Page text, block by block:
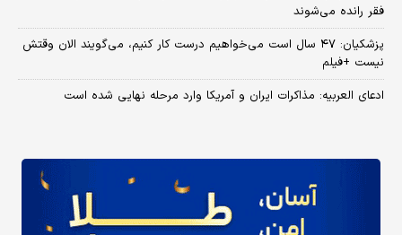
فقر رانده می‌شوند
پزشکیان: ۴۷ سال است می‌خواهیم درست کار کنیم، می‌گویند الان وقتش
نیست +فیلم
ادعای العربیه: مذاکرات ایران و آمریکا وارد مرحله نهایی شده است